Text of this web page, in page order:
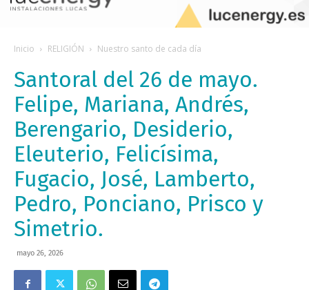
Inicio RELIGIÓN Nuestro santo de cada día
Santoral del 26 de mayo.
Felipe, Mariana, Andrés,
Berengario, Desiderio,
Eleuterio, Felicísima,
Fugacio, José, Lamberto,
Pedro, Ponciano, Prisco y
Simetrio.
mayo 26, 2026